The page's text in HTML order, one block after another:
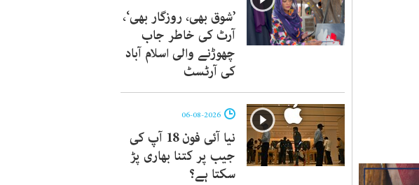
’شوق بھی، روزگار بھی‘،
آرٹ کی خاطر جاب
چھوڑنے والی اسلام آباد
کی آرٹسٹ
نیا آئی فون 18 آپ کی
جیب پر کتنا بھاری پڑ
سکتا ہے؟